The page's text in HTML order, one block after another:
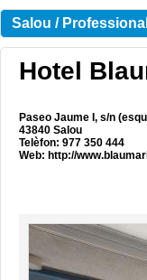
Salou /
Hotel
Paseo Jaume I, s/n
43840 Salou
Telèfon: 977 350 444
Web: http://